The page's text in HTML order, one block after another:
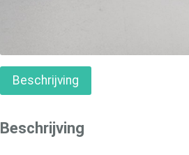
Beschrijving
Beschrijving